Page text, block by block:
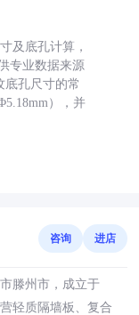
及底孔计算，
专业数据来源
底孔尺寸的常
），并
咨询 进店
滕州市，成立于
轻质隔墙板、复合